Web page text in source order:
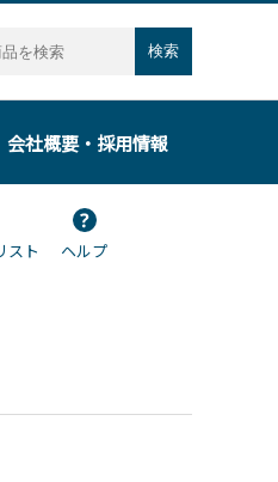
検索
会社概要・採用情報
スト
ヘルプ